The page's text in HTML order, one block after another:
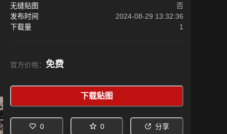
无缝贴图
否
发布时间
2024-08-29 13:32:36
下载量
1
官方价格： 免费
下载贴图
0 0 分享